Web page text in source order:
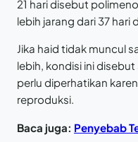
21 hari disebut
lebih jarang dari 37
Jika haid tidak muncul
lebih, kondisi ini
perlu diperhatikan
reproduksi.
Baca juga: Penyebab